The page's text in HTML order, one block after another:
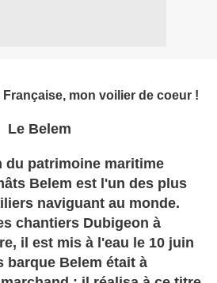
Française, mon voilier de coeur !
Le Belem
du patrimoine maritime
Belem est l'un des plus
naviguant au monde.
chantiers Dubigeon à
il est mis à l'eau le 10 juin
barque Belem était à